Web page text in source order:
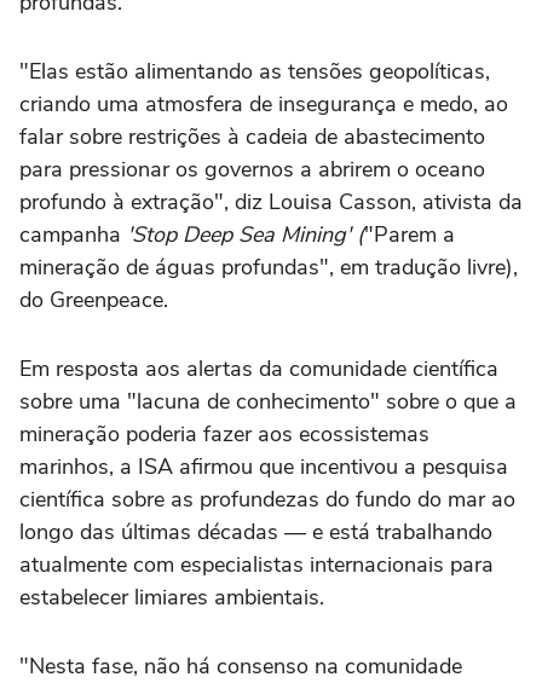
"Elas estão alimentando as tensões geopolíticas,
criando uma atmosfera de insegurança e medo, ao
falar sobre restrições à cadeia de abastecimento
para pressionar os governos a abrirem o oceano
profundo à extração", diz Louisa Casson, ativista da
campanha 'Stop Deep Sea Mining' ("Parem a
mineração de águas profundas", em tradução livre),
do Greenpeace.
Em resposta aos alertas da comunidade científica
sobre uma "lacuna de conhecimento" sobre o que a
mineração poderia fazer aos ecossistemas
marinhos, a ISA afirmou que incentivou a pesquisa
científica sobre as profundezas do fundo do mar ao
longo das últimas décadas — e está trabalhando
atualmente com especialistas internacionais para
estabelecer limiares ambientais.
"Nesta fase, não há consenso na comunidade